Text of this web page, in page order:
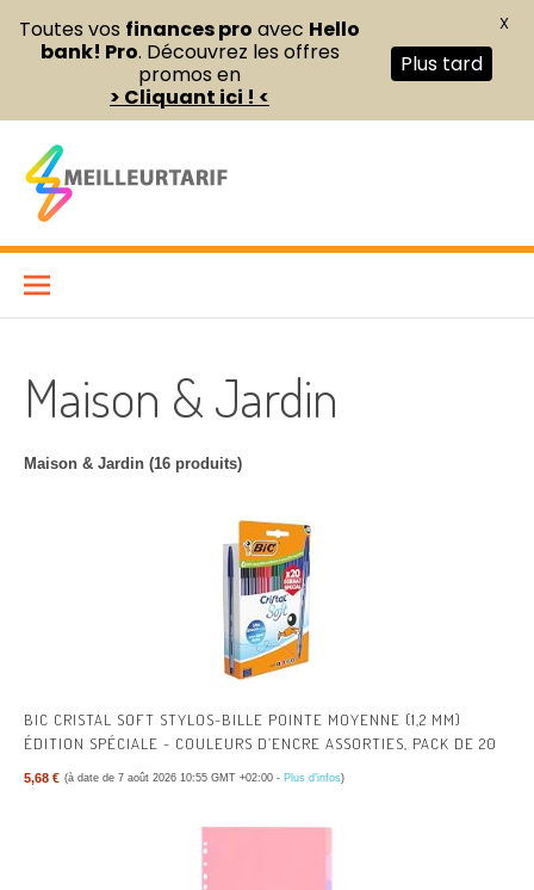
contenu
Meilleur Tarif
Maison & Jardin
Maison & Jardin (16 produits)
BIC CRISTAL SOFT STYLOS-BILLE POINTE MOYENNE (1,2 MM)
ÉDITION SPÉCIALE - COULEURS D’ENCRE ASSORTIES, PACK DE 20
5,68 € (à date de 7 août 2026 10:55 GMT +02:00 - Plus d’infos)
Toutes vos finances pro avec Hello
bank! Pro. Découvrez les offres
promos en
> Cliquant ici ! <
Plus tard
X